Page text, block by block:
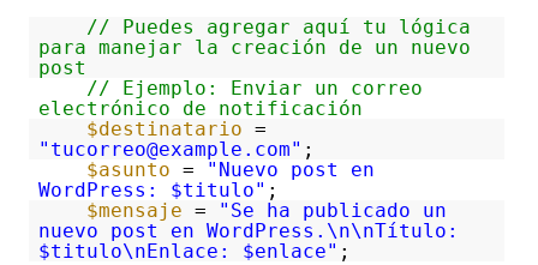
// Puedes agregar aquí tu lógica
para manejar la creación de un nuevo
post
// Ejemplo: Enviar un correo
electrónico de notificación
$destinatario =
"tucorreo@example.com" ;
$asunto =
"Nuevo post en
WordPress: $titulo" ;
$mensaje =
"Se ha publicado un
nuevo post en WordPress.\n\nTítulo:
$titulo\nEnlace: $enlace" ;